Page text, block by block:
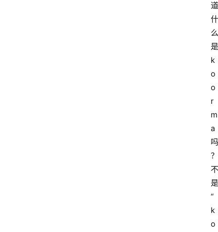
道
什
么
是
k
o
o
r
m
a
吗
？
不
是
“
k
o